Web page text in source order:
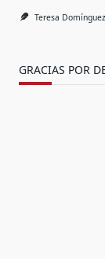
Teresa Domínguez
GRACIAS POR